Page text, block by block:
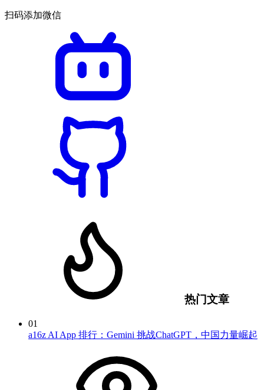
扫码添加微信
热门文章
01
a16z AI App 排行：Gemini 挑战ChatGPT，中国力量崛起